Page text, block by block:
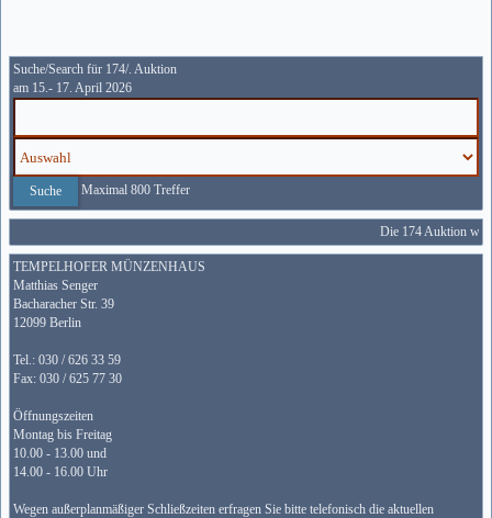
Suche/Search für 174/. Auktion
am 15.- 17. April 2026
Maximal 800 Treffer
Die 174 Auktion
TEMPELHOFER MÜNZENHAUS
Matthias Senger
Bacharacher Str. 39
12099 Berlin
Tel.: 030 / 626 33 59
Fax: 030 / 625 77 30
Öffnungszeiten
Montag bis Freitag
10.00 - 13.00 und
14.00 - 16.00 Uhr
Wegen außerplanmäßiger Schließzeiten erfragen Sie bitte telefonisch die aktuellen